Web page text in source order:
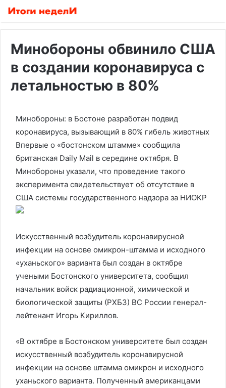
Минобороны обвинило США
в создании коронавируса с
летальностью в 80%
Минобороны: в Бостоне разработан подвид
коронавируса, вызывающий в 80% гибель животных
Впервые о «бостонском штамме» сообщила
британская Daily Mail в середине октября. В
Минобороны указали, что проведение такого
эксперимента свидетельствует об отсутствие в
США системы государственного надзора за НИОКР
Искусственный возбудитель коронавирусной
инфекции на основе омикрон-штамма и исходного
«уханьского» варианта был создан в октябре
учеными Бостонского университета, сообщил
начальник войск радиационной, химической и
биологической защиты (РХБЗ) ВС России генерал-
лейтенант Игорь Кириллов.
«В октябре в Бостонском университете был создан
искусственный возбудитель коронавирусной
инфекции на основе штамма омикрон и исходного
уханьского варианта. Полученный американцами